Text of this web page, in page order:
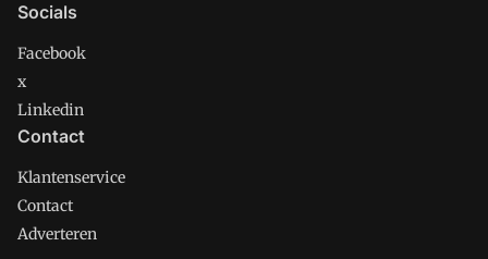
Socials
Facebook
x
Linkedin
Contact
Klantenservice
Contact
Adverteren